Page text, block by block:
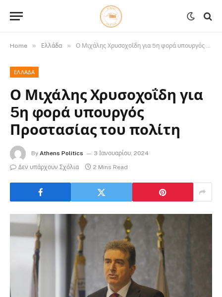
Home » Ελλάδα » Ο Μιχάλης Χρυσοχοΐδη για 5η φορά υπουργός Προστασίας του πολίτη
ΕΛΛΆΔΑ
Ο Μιχάλης Χρυσοχοΐδη για
5η φορά υπουργός
Προστασίας του πολίτη
By Athens Politics
3 Ιανουαρίου, 2024
Δεν υπάρχουν Σχόλια
2 Mins Read